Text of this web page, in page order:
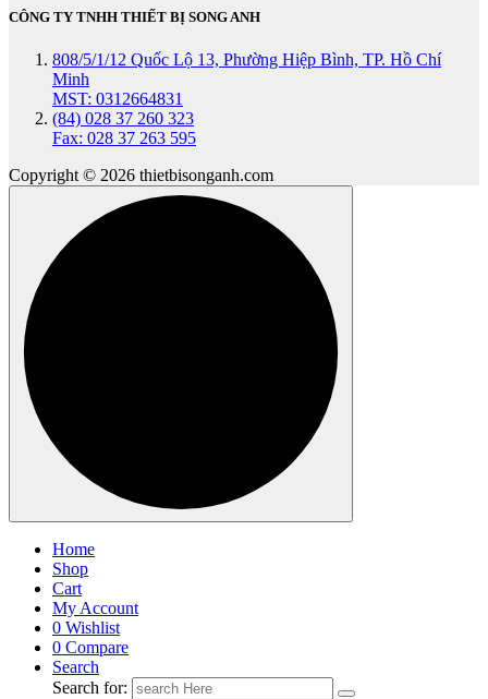
CÔNG TY TNHH THIẾT BỊ SONG ANH
808/5/1/12 Quốc Lộ 13, Phường Hiệp Bình, TP. Hồ Chí
Minh
MST: 0312664831
(84) 028 37 260 323
Fax: 028 37 263 595
Copyright © 2026 thietbisonganh.com
Home
Shop
Cart
My Account
0 Wishlist
0 Compare
Search
Search for: